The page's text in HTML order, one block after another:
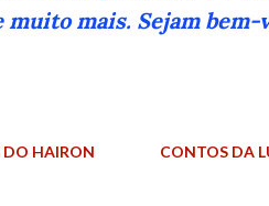
mais. Sejam bem-
DO HAIRON CONTOS DA